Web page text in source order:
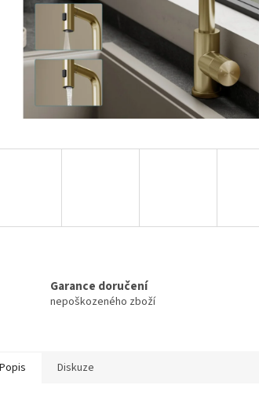
Garance doručení
nepoškozeného zboží
Popis Diskuze